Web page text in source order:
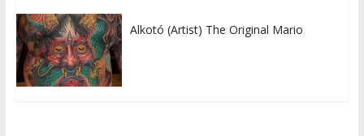
Alkotó (Artist) The Original Mario